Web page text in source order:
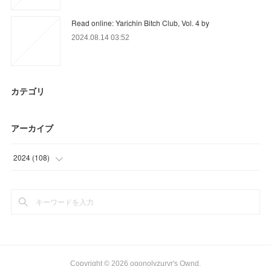
Read online: Yarichin Bitch Club, Vol. 4 by
2024.08.14 03:52
カテゴリ
アーカイブ
2024 (108)
(
Copyright © 2026 ogonolyzuryr's Ownd .